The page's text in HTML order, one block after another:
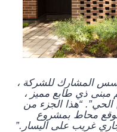
المشارك للشركة ،
مبنى ذي طابع مميز ،
“هذا الجزء من
محاط بمشروع
غريب على اليسار.”